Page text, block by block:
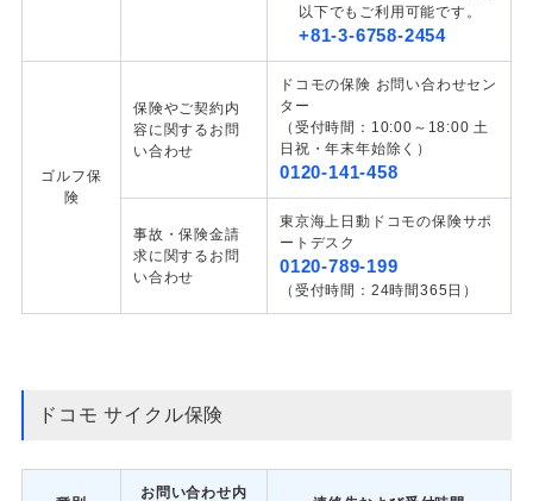
以下でもご利用可能です。
+81-3-6758-2454
ゴルフ保
険
保険やご契約内
容に関するお問
い合わせ
ドコモの保険 お問い合わせセン
ター
（受付時間：10:00～18:00 土
日祝・年末年始除く）
0120-141-458
事故・保険金請
求に関するお問
い合わせ
東京海上日動ドコモの保険サポ
ートデスク
0120-789-199
（受付時間：24時間365日）
ドコモ サイクル保険
お問い合わせ内